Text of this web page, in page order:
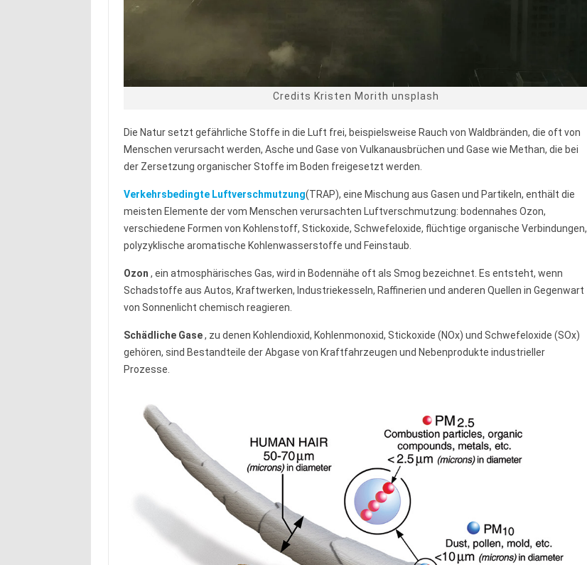
Credits Kristen Morith unsplash
Die Natur setzt gefährliche Stoffe in die Luft frei, beispielsweise Rauch von Waldbränden, die oft von
Menschen verursacht werden, Asche und Gase von Vulkanausbrüchen und Gase wie Methan, die bei
der Zersetzung organischer Stoffe im Boden freigesetzt werden.
Verkehrsbedingte Luftverschmutzung(TRAP), eine Mischung aus Gasen und Partikeln, enthält die
meisten Elemente der vom Menschen verursachten Luftverschmutzung: bodennahes Ozon,
verschiedene Formen von Kohlenstoff, Stickoxide, Schwefeloxide, flüchtige organische Verbindungen,
polyzyklische aromatische Kohlenwasserstoffe und Feinstaub.
Ozon , ein atmosphärisches Gas, wird in Bodennähe oft als Smog bezeichnet. Es entsteht, wenn
Schadstoffe aus Autos, Kraftwerken, Industriekesseln, Raffinerien und anderen Quellen in Gegenwart
von Sonnenlicht chemisch reagieren.
Schädliche Gase, zu denen Kohlendioxid, Kohlenmonoxid, Stickoxide (NOx) und Schwefeloxide (SOx)
gehören, sind Bestandteile der Abgase von Kraftfahrzeugen und Nebenprodukte industrieller
Prozesse.